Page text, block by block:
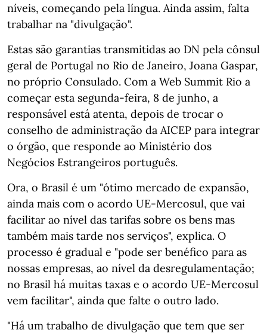
níveis, começando pela língua. Ainda assim, falta
trabalhar na "divulgação".
Estas são garantias transmitidas ao DN pela cônsul
geral de Portugal no Rio de Janeiro, Joana Gaspar,
no próprio Consulado. Com a Web Summit Rio a
começar esta segunda-feira, 8 de junho, a
responsável está atenta, depois de trocar o
conselho de administração da AICEP para integrar
o órgão, que responde ao Ministério dos
Negócios Estrangeiros português.
Ora, o Brasil é um "ótimo mercado de expansão,
ainda mais com o acordo UE-Mercosul, que vai
facilitar ao nível das tarifas sobre os bens mas
também mais tarde nos serviços", explica. O
processo é gradual e "pode ser benéfico para as
nossas empresas, ao nível da desregulamentação;
no Brasil há muitas taxas e o acordo UE-Mercosul
vem facilitar", ainda que falte o outro lado.
"Há um trabalho de divulgação que tem que ser